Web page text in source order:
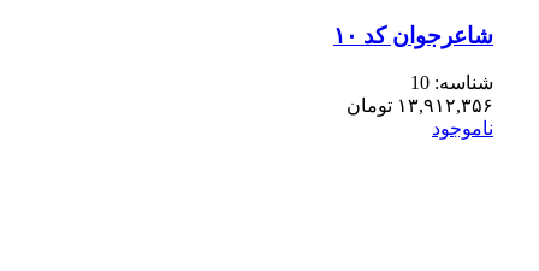
شاعرجوان کد ۱۰
شناسه: 10
۱۳,۹۱۲,۳۵۶ تومان
ناموجود